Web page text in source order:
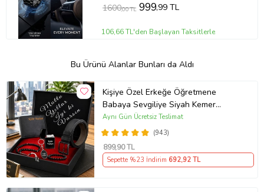
1600,00 TL 999,99 TL
106,66 TL'den Başlayan Taksitlerle
Bu Ürünü Alanlar Bunları da Aldı
Kişiye Özel Erkeğe Öğretmene
Babaya Sevgiliye Siyah Kemer
Cüzdan Çakmak Seti Hediye Seti
(943)
Aynı Gün Ücretsiz Teslimat
899,90 TL
Sepette %23 İndirim 692,92 TL